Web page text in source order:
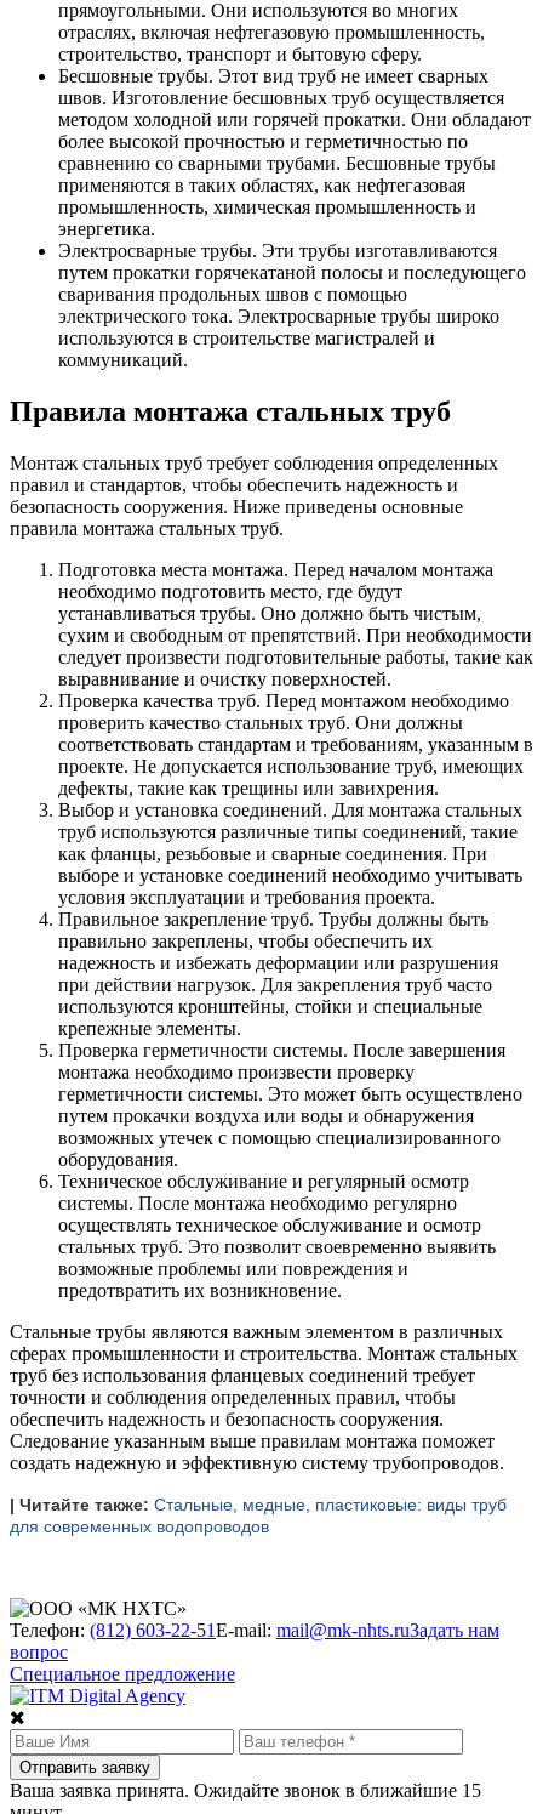
прямоугольными. Они используются во многих
отраслях, включая нефтегазовую промышленность,
строительство, транспорт и бытовую сферу.
Бесшовные трубы. Этот вид труб не имеет сварных
швов. Изготовление бесшовных труб осуществляется
методом холодной или горячей прокатки. Они обладают
более высокой прочностью и герметичностью по
сравнению со сварными трубами. Бесшовные трубы
применяются в таких областях, как нефтегазовая
промышленность, химическая промышленность и
энергетика.
Электросварные трубы. Эти трубы изготавливаются
путем прокатки горячекатаной полосы и последующего
сваривания продольных швов с помощью
электрического тока. Электросварные трубы широко
используются в строительстве магистралей и
коммуникаций.
Правила монтажа стальных труб
Монтаж стальных труб требует соблюдения определенных
правил и стандартов, чтобы обеспечить надежность и
безопасность сооружения. Ниже приведены основные
правила монтажа стальных труб.
Подготовка места монтажа. Перед началом монтажа
необходимо подготовить место, где будут
устанавливаться трубы. Оно должно быть чистым,
сухим и свободным от препятствий. При необходимости
следует произвести подготовительные работы, такие как
выравнивание и очистку поверхностей.
Проверка качества труб. Перед монтажом необходимо
проверить качество стальных труб. Они должны
соответствовать стандартам и требованиям, указанным в
проекте. Не допускается использование труб, имеющих
дефекты, такие как трещины или завихрения.
Выбор и установка соединений. Для монтажа стальных
труб используются различные типы соединений, такие
как фланцы, резьбовые и сварные соединения. При
выборе и установке соединений необходимо учитывать
условия эксплуатации и требования проекта.
Правильное закрепление труб. Трубы должны быть
правильно закреплены, чтобы обеспечить их
надежность и избежать деформации или разрушения
при действии нагрузок. Для закрепления труб часто
используются кронштейны, стойки и специальные
крепежные элементы.
Проверка герметичности системы. После завершения
монтажа необходимо произвести проверку
герметичности системы. Это может быть осуществлено
путем прокачки воздуха или воды и обнаружения
возможных утечек с помощью специализированного
оборудования.
Техническое обслуживание и регулярный осмотр
системы. После монтажа необходимо регулярно
осуществлять техническое обслуживание и осмотр
стальных труб. Это позволит своевременно выявить
возможные проблемы или повреждения и
предотвратить их возникновение.
Стальные трубы являются важным элементом в различных
сферах промышленности и строительства. Монтаж стальных
труб без использования фланцевых соединений требует
точности и соблюдения определенных правил, чтобы
обеспечить надежность и безопасность сооружения.
Следование указанным выше правилам монтажа поможет
создать надежную и эффективную систему трубопроводов.
| Читайте также: Стальные, медные, пластиковые: виды труб
для современных водопроводов
Телефон: (812) 603-22-51E-mail: mail@mk-nhts.ruЗадать нам
вопрос
Специальное предложение
Ваша заявка принята. Ожидайте звонок в ближайшие 15